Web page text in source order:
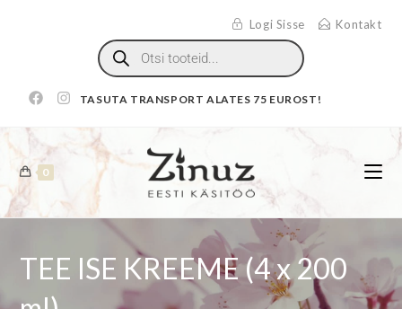
Logi Sisse Kontakt
TASUTA TRANSPORT ALATES 75 EUROST!
0
TEE ISE KREEME (4 x 200